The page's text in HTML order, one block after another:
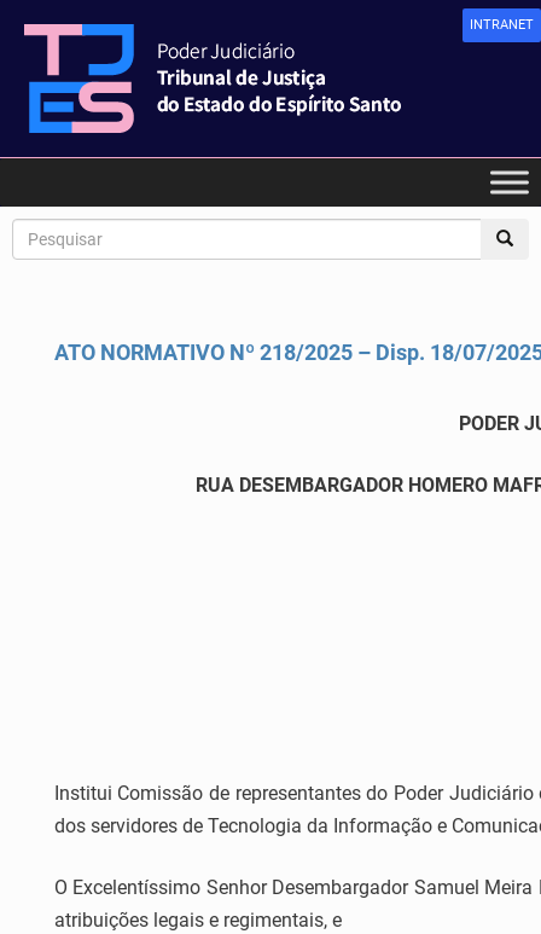
INTRANET
ATO NORMATIVO Nº 218/2025 – Disp. 18/07/
PODER
RUA DESEMBARGADOR HOMERO
Institui Comissão de representantes do Poder
dos servidores de Tecnologia da Informação e
O Excelentíssimo Senhor Desembargador Samuel
atribuições legais e regimentais, e